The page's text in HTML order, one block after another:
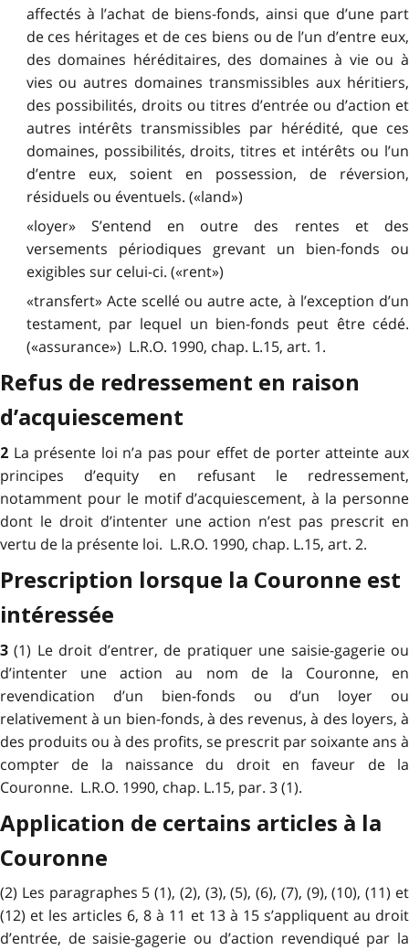
affectés à l’achat de biens-fonds, ainsi que d’une part
de ces héritages et de ces biens ou de l’un d’entre eux,
des domaines héréditaires, des domaines à vie ou à
vies ou autres domaines transmissibles aux héritiers,
des possibilités, droits ou titres d’entrée ou d’action et
autres intérêts transmissibles par hérédité, que ces
domaines, possibilités, droits, titres et intérêts ou l’un
d’entre eux, soient en possession, de réversion,
résiduels ou éventuels. («land»)
«loyer» S’entend en outre des rentes et des
versements périodiques grevant un bien-fonds ou
exigibles sur celui-ci. («rent»)
«transfert» Acte scellé ou autre acte, à l’exception d’un
testament, par lequel un bien-fonds peut être cédé.
(«assurance») L.R.O. 1990, chap. L.15, art. 1.
Refus de redressement en raison
d’acquiescement
2 La présente loi n’a pas pour effet de porter atteinte aux
principes d’equity en refusant le redressement,
notamment pour le motif d’acquiescement, à la personne
dont le droit d’intenter une action n’est pas prescrit en
vertu de la présente loi. L.R.O. 1990, chap. L.15, art. 2.
Prescription lorsque la Couronne est
intéressée
3(1) Le droit d’entrer, de pratiquer une saisie-gagerie ou
d’intenter une action au nom de la Couronne, en
revendication d’un bien-fonds ou d’un loyer ou
relativement à un bien-fonds, à des revenus, à des loyers, à
des produits ou à des profits, se prescrit par soixante ans à
compter de la naissance du droit en faveur de la
Couronne. L.R.O. 1990, chap. L.15, par. 3 (1).
Application de certains articles à la
Couronne
(2) Les paragraphes 5 (1), (2), (3), (5), (6), (7), (9), (10), (11) et
(12) et les articles 6, 8 à 11 et 13 à 15 s’appliquent au droit
d’entrée, de saisie-gagerie ou d’action revendiqué par la